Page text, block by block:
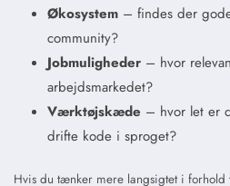
Økosystem– findes der
community?
Jobmuligheder– hvor
arbejdsmarkedet?
Værktøjskæde – hvor let er
drifte kode i sproget?
Hvis du tænker mere langsigtet i